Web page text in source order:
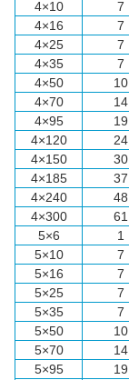
4×10 7
4×16
7
4×25
7
4×35
7
4×50
10
4×70
14
4×95
19
4×120
24
4×150
30
4×185
37
4×240
48
4×300
61
5×6
1
5×10
7
5×16
7
5×25
7
5×35
7
5×50
10
5×70
14
5×95
19